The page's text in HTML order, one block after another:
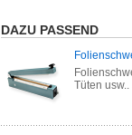
DAZU PASSEND
Tüten